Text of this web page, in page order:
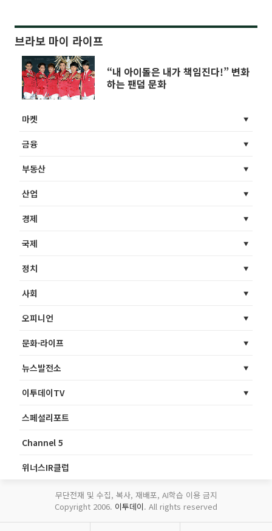
브라보 마이 라이프
“내 아이돌은 내가 책임진다!” 변화
하는 팬덤 문화
마켓
금융
부동산
산업
경제
국제
정치
사회
오피니언
문화·라이프
뉴스발전소
이투데이TV
스페셜리포트
Channel 5
위너스IR클럽
무단전재 및 수집, 복사, 재배포, AI학습 이용 금지
Copyright 2006. 이투데이. All rights reserved